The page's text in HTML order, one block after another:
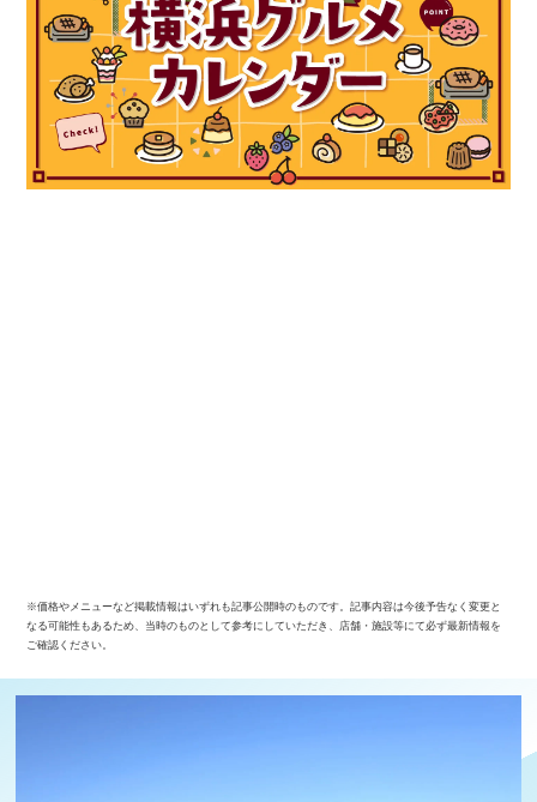
※価格やメニューなど掲載情報はいずれも記事公開時のものです。記事内容は今後予告なく変更と
なる可能性もあるため、当時のものとして参考にしていただき、店舗・施設等にて必ず最新情報を
ご確認ください。